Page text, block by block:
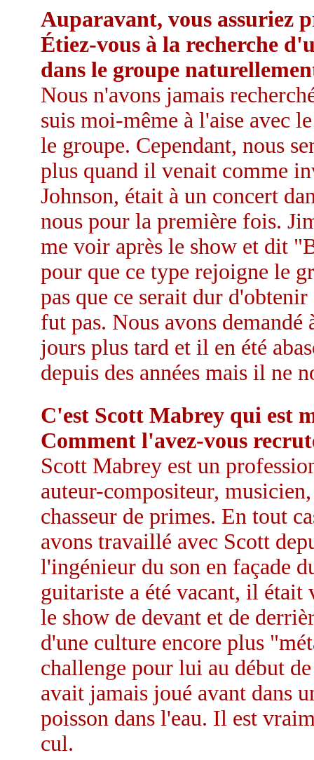
Auparavant, vous assuriez
Étiez-vous à la recherche
dans le groupe
Nous n'avons jamais
suis moi-même à l'aise avec
le groupe. Cependant, nous
plus quand il venait comme
Johnson, était à un concert
nous pour la première fois.
me voir après le show et dit
pour que ce type rejoigne le
pas que ce serait dur
fut pas. Nous avons
jours plus tard et il en été
depuis des années mais il ne
C'est Scott Mabrey qui est
Comment l'avez-vous
Scott Mabrey est un
auteur-compositeur,
chasseur de primes. En tout
avons travaillé avec Scott
l'ingénieur du son en façade
guitariste a été vacant, il
le show de devant et de
d'une culture encore plus
challenge pour lui au début
avait jamais joué avant dans
poisson dans l'eau. Il est
cul.